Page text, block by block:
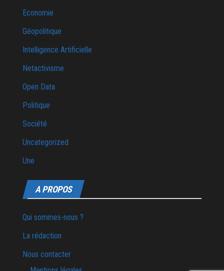
Economie
Géopolitique
Intelligence Artificielle
Netactivisme
Open Data
Politique
Société
Uncategorized
Une
A PROPOS
Qui sommes-nous ?
La rédaction
Nous contacter